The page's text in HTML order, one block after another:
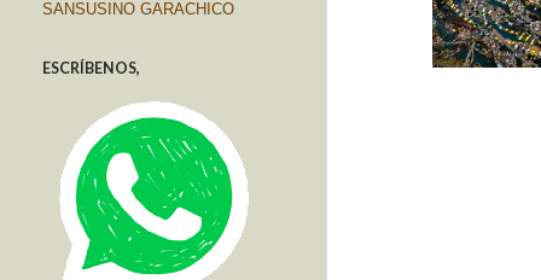
SANSUSINO GARACHICO
ESCRÍBENOS,